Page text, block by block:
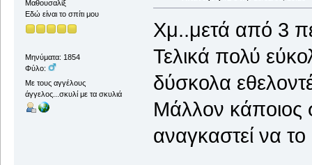
Μαθουσαλίξ
Εδώ είναι το σπίτι μου
Μηνύματα: 1854
Φύλο:
Με τους αγγέλους
άγγελος...σκυλί με τα σκυλιά
Χμ..μετά από 3
Τελικά πολύ
δύσκολα
Μάλλον κάποιος
αναγκαστεί να το